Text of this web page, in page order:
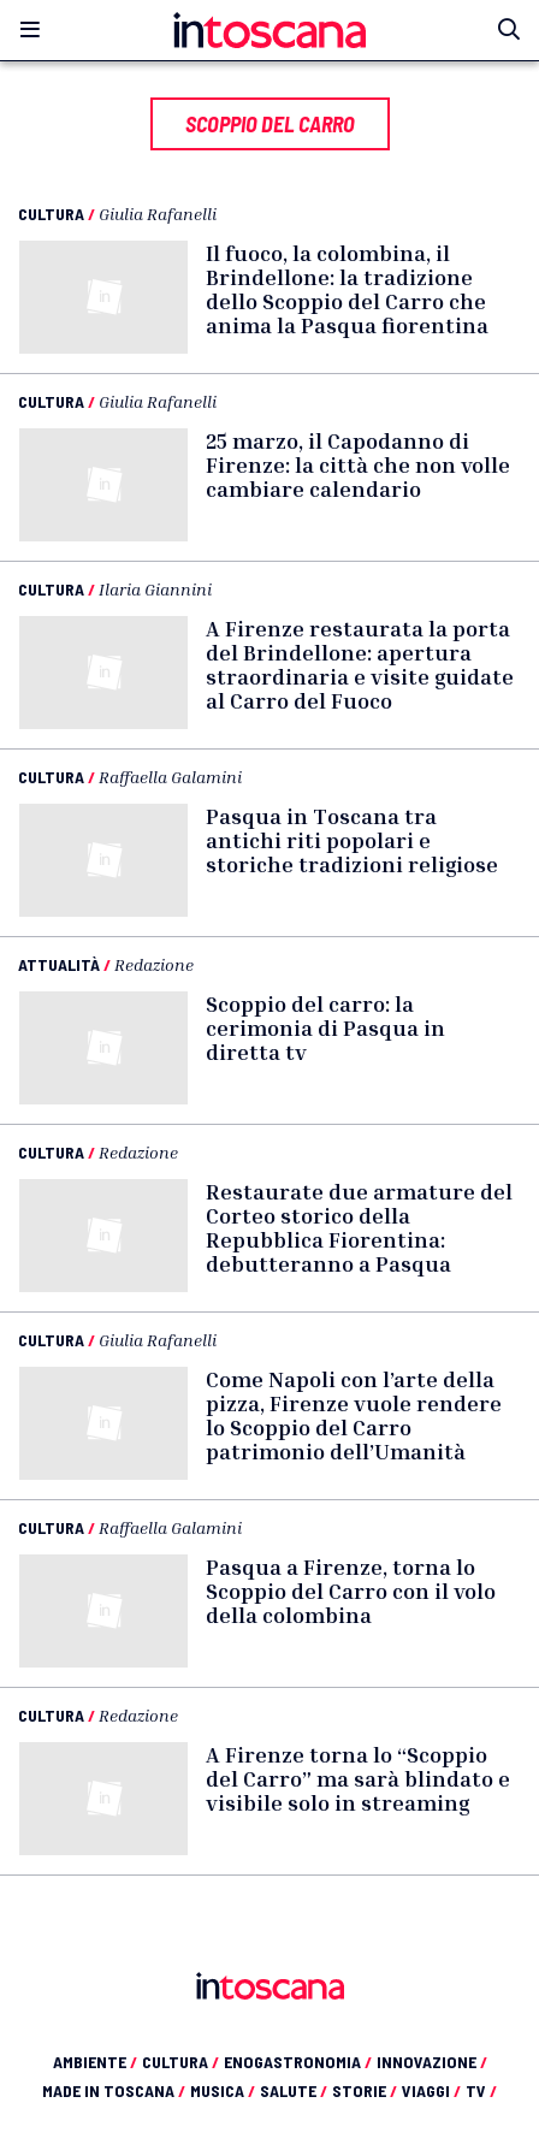
SCOPPIO DEL CARRO
CULTURA/ Giulia Rafanelli
Il fuoco, la colombina, il
Brindellone: la tradizione
dello Scoppio del Carro che
anima la Pasqua fiorentina
CULTURA/ Giulia Rafanelli
25 marzo, il Capodanno di
Firenze: la città che non volle
cambiare calendario
CULTURA/ Ilaria Giannini
A Firenze restaurata la porta
del Brindellone: apertura
straordinaria e visite guidate
al Carro del Fuoco
CULTURA/ Raffaella Galamini
Pasqua in Toscana tra
antichi riti popolari e
storiche tradizioni religiose
ATTUALITÀ/ Redazione
Scoppio del carro: la
cerimonia di Pasqua in
diretta tv
CULTURA/ Redazione
Restaurate due armature del
Corteo storico della
Repubblica Fiorentina:
debutteranno a Pasqua
CULTURA/ Giulia Rafanelli
Come Napoli con l’arte della
pizza, Firenze vuole rendere
lo Scoppio del Carro
patrimonio dell’Umanità
CULTURA/ Raffaella Galamini
Pasqua a Firenze, torna lo
Scoppio del Carro con il volo
della colombina
CULTURA/ Redazione
A Firenze torna lo “Scoppio
del Carro” ma sarà blindato e
visibile solo in streaming
AMBIENTE/ CULTURA/ ENOGASTRONOMIA/ INNOVAZIONE/
MADE IN TOSCANA/ MUSICA/ SALUTE/ STORIE/ VIAGGI / TV /